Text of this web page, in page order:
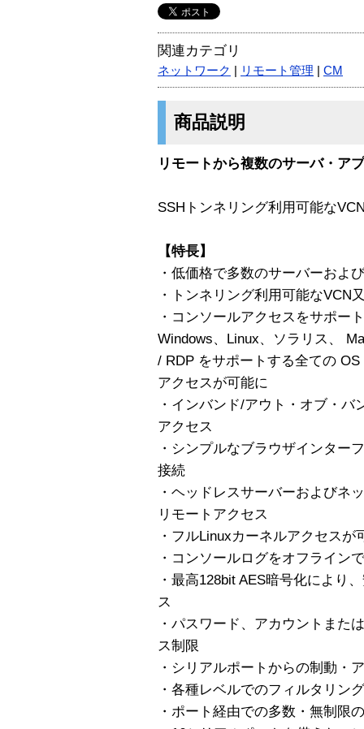
関連カテゴリ
ネットワーク リモート管理 CM
商品説明
リモートから複数のサーバ・ア
SSHトンネリング利用可能な
【特長】
・低価格で多数のサーバーおよ
・トンネリング利用可能なVCN
・コンソールアクセスをサポー
Windows、Linux、ソラリス、
/ RDP をサポートする全ての
アクセスが可能に
・インバンド/アウト・オブ・
アクセス
・シンプルなブラウザインター
接続
・ヘッドレスサーバーおよびネ
リモートアクセス
・フルLinuxカーネルアクセス
・コンソールログをオフライン
・最高128bit AES暗号化により
ス
・パスワード、アカウントまた
ス制限
・シリアルポートからの制動・
・各種レベルでのフィルタリン
・ポート経由での多数・無制限